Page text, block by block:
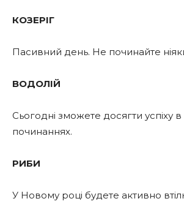
КОЗЕРІГ
Пасивний день. Не починайте
ВОДОЛІЙ
Сьогодні зможете досягти успіху в
починаннях.
РИБИ
У Новому році будете активно